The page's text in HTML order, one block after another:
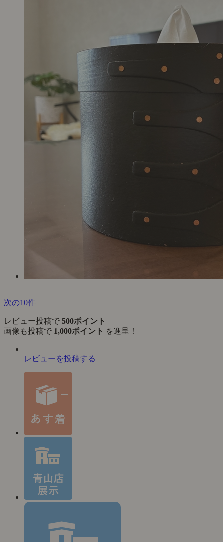
次の10件
レビュー投稿で 500ポイント
画像も投稿で 1,000ポイント を進呈！
レビューを投稿する